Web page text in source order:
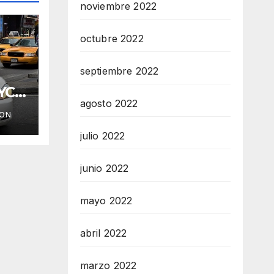
noviembre 2022
octubre 2022
septiembre 2022
agosto 2022
julio 2022
junio 2022
mayo 2022
abril 2022
marzo 2022